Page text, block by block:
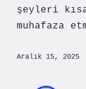
şeyleri
muhafaza
Aralık 15, 2025